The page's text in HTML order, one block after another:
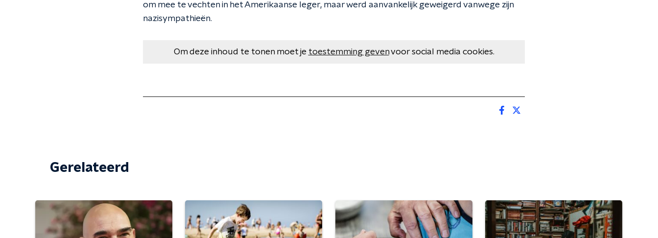
om mee te vechten in het Amerikaanse leger, maar werd aanvankelijk geweigerd vanwege zijn
nazisympathieën.
Om deze inhoud te tonen moet je toestemming gevenvoor social media cookies.
Gerelateerd